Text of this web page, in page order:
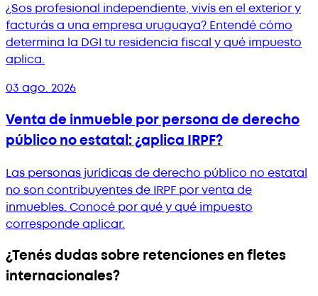
¿Sos profesional independiente, vivís en el exterior y
facturás a una empresa uruguaya? Entendé cómo
determina la DGI tu residencia fiscal y qué impuesto
aplica.
03 ago. 2026
Venta de inmueble por persona de derecho
público no estatal: ¿aplica IRPF?
Las personas jurídicas de derecho público no estatal
no son contribuyentes de IRPF por venta de
inmuebles. Conocé por qué y qué impuesto
corresponde aplicar.
¿Tenés dudas sobre retenciones en fletes
internacionales?